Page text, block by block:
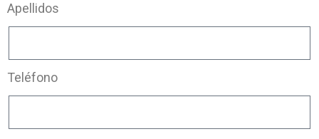
Apellidos
Teléfono